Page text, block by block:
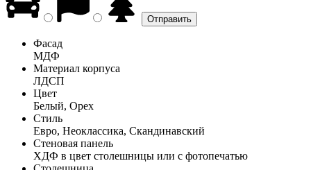
Фасад
МДФ
Материал корпуса
ЛДСП
Цвет
Белый, Орех
Стиль
Евро, Неоклассика, Скандинавский
Стеновая панель
ХДФ в цвет столешницы или с фотопечатью